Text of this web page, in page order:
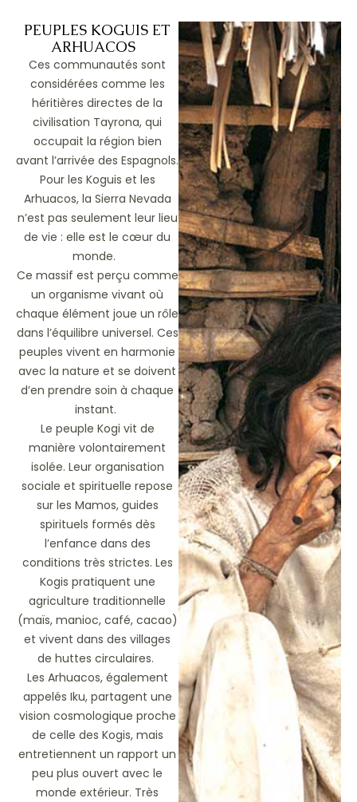
PEUPLES KOGUIS ET
ARHUACOS
Ces communautés sont
considérées comme les
héritières directes de la
civilisation Tayrona, qui
occupait la région bien
avant l’arrivée des Espagnols.
Pour les Koguis et les
Arhuacos, la Sierra Nevada
n’est pas seulement leur lieu
de vie : elle est le cœur du
monde.
Ce massif est perçu comme
un organisme vivant où
chaque élément joue un rôle
dans l’équilibre universel. Ces
peuples vivent en harmonie
avec la nature et se doivent
d’en prendre soin à chaque
instant.
Le peuple Kogi vit de
manière volontairement
isolée. Leur organisation
sociale et spirituelle repose
sur les Mamos, guides
spirituels formés dès
l’enfance dans des
conditions très strictes. Les
Kogis pratiquent une
agriculture traditionnelle
(maïs, manioc, café, cacao)
et vivent dans des villages
de huttes circulaires.
Les Arhuacos, également
appelés Iku, partagent une
vision cosmologique proche
de celle des Kogis, mais
entretiennent un rapport un
peu plus ouvert avec le
monde extérieur. Très